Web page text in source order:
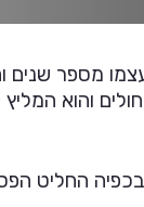
מספר
והוא
החליט